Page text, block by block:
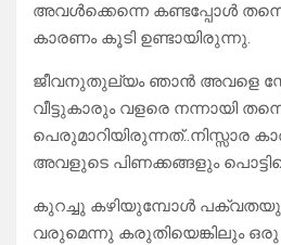
അവൾക്കെന്നെ കണ്ടപ്പോൾ
കാരണം കൂടി ഉണ്ടായിരുന്നു.
ജീവനുതുല്യം ഞാൻ അവളെ
വീട്ടുകാരും വളരെ നന്നായി
പെരുമാറിയിരുന്നത്..നിസ്സാര
അവളുടെ പിണക്കങ്ങളും
കുറച്ചു കഴിയുമ്പോൾ
വരുമെന്നു കരുതിയെങ്കിലും